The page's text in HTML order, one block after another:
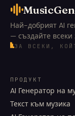
Най-добрият AI
— създайте всеки
ЗА ВСЕКИ,
ПРОДУКТ
AI Генератор на
Текст към музика